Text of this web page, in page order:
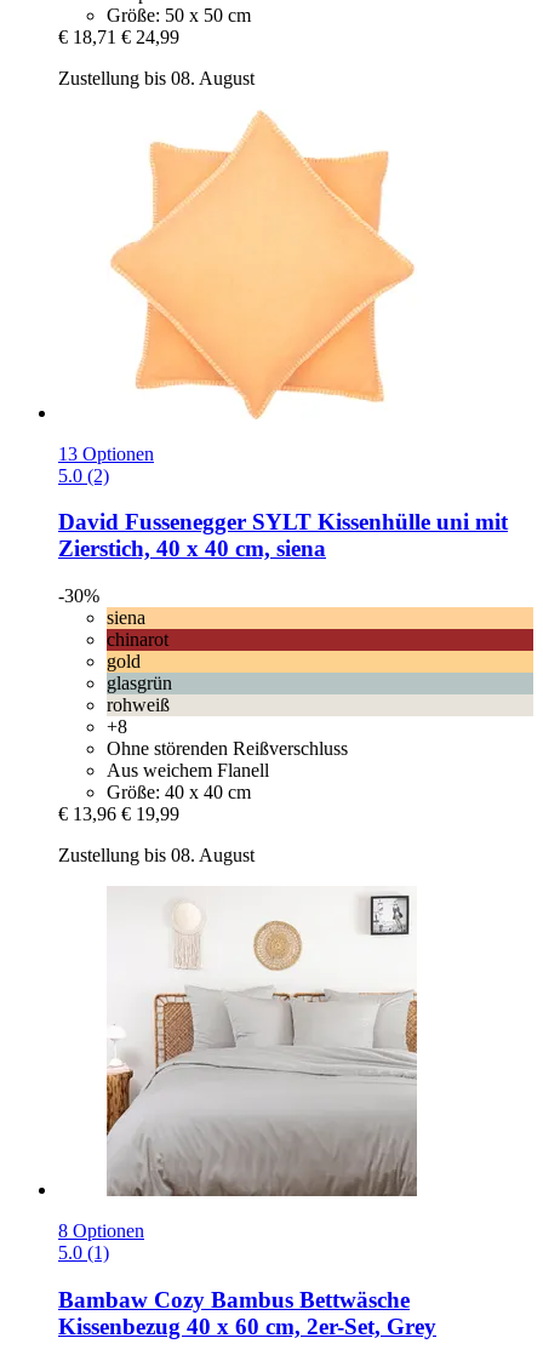
Größe: 50 x 50 cm
€ 18,71 € 24,99
Zustellung bis 08. August
13 Optionen
5.0 (2)
David Fussenegger SYLT Kissenhülle uni mit
Zierstich, 40 x 40 cm, siena
-30%
siena
chinarot
gold
glasgrün
rohweiß
+8
Ohne störenden Reißverschluss
Aus weichem Flanell
Größe: 40 x 40 cm
€ 13,96 € 19,99
Zustellung bis 08. August
8 Optionen
5.0 (1)
Bambaw Cozy Bambus Bettwäsche
Kissenbezug 40 x 60 cm, 2er-​Set, Grey